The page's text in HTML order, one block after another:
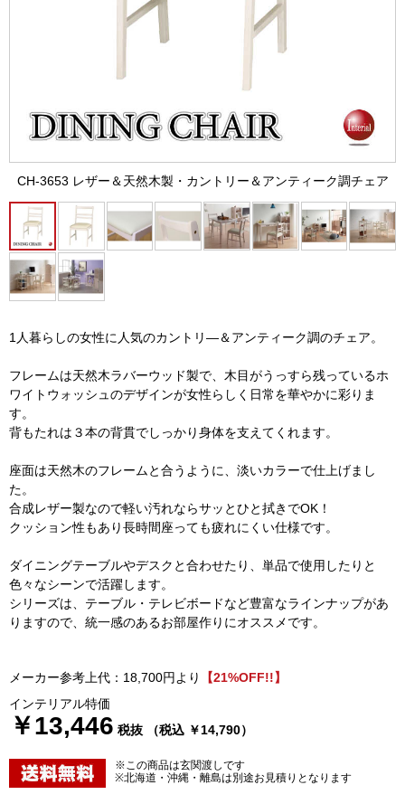
CH-3653 レザー＆天然木製・カントリー＆アンティーク調チェア
1人暮らしの女性に人気のカントリ―＆アンティーク調のチェア。
フレームは天然木ラバーウッド製で、木目がうっすら残っているホ
ワイトウォッシュのデザインが女性らしく日常を華やかに彩りま
す。
背もたれは３本の背貫でしっかり身体を支えてくれます。
座面は天然木のフレームと合うように、淡いカラーで仕上げまし
た。
合成レザー製なので軽い汚れならサッとひと拭きでOK！
クッション性もあり長時間座っても疲れにくい仕様です。
ダイニングテーブルやデスクと合わせたり、単品で使用したりと
色々なシーンで活躍します。
シリーズは、テーブル・テレビボードなど豊富なラインナップがあ
りますので、統一感のあるお部屋作りにオススメです。
メーカー参考上代：18,700円より
【21%OFF!!】
インテリアル特価
￥13,446 税抜 （税込 ￥14,790）
※この商品は玄関渡しです
※北海道・沖縄・離島は別途お見積りとなります